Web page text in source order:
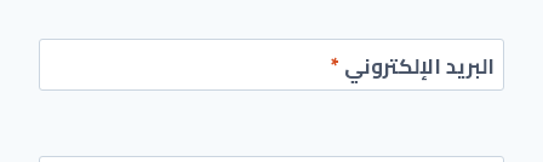
البريد الإلكتروني*